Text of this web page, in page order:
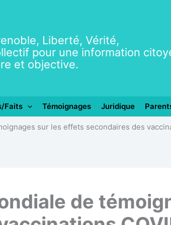
Liberté, Vérité,
pour une information
et objective.
Faits Témoignages Juridique
sur les effets secondaires des
de